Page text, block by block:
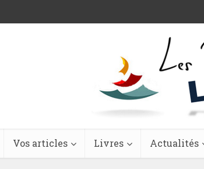
Vos articles Livres Actualités